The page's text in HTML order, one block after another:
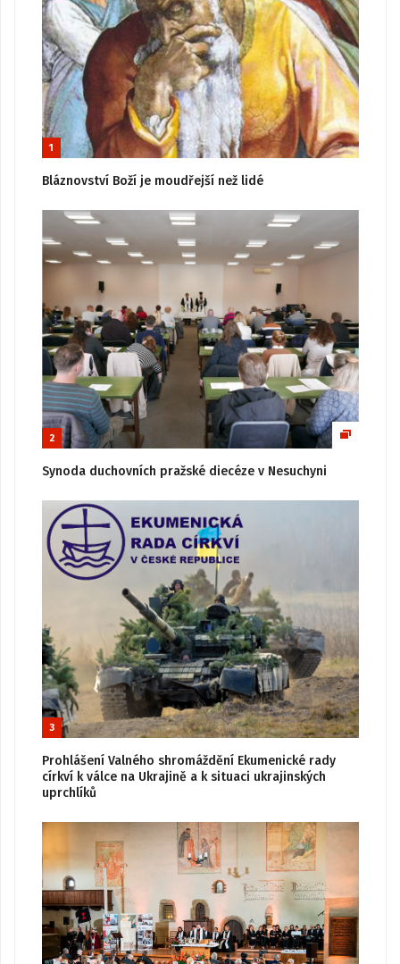
1
Bláznovství Boží je moudřejší než lidé
2
Synoda duchovních pražské diecéze v Nesuchyni
3
Prohlášení Valného shromáždění Ekumenické rady
církví k válce na Ukrajině a k situaci ukrajinských
uprchlíků